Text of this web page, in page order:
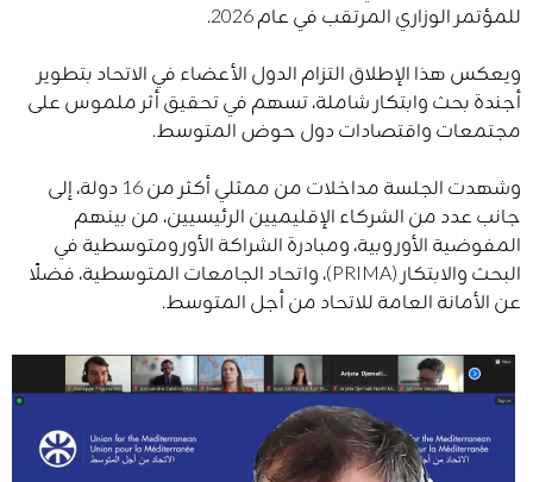
للمؤتمر الوزاري المرتقب في عام 2026.
ويعكس هذا الإطلاق التزام الدول الأعضاء في الاتحاد بتطوير
أجندة بحث وابتكار شاملة، تسهم في تحقيق أثر ملموس على
مجتمعات واقتصادات دول حوض المتوسط.
وشهدت الجلسة مداخلات من ممثلي أكثر من 16 دولة، إلى
جانب عدد من الشركاء الإقليميين الرئيسيين، من بينهم
المفوضية الأوروبية، ومبادرة الشراكة الأورومتوسطية في
البحث والابتكار (PRIMA)، واتحاد الجامعات المتوسطية، فضلًا
عن الأمانة العامة للاتحاد من أجل المتوسط.